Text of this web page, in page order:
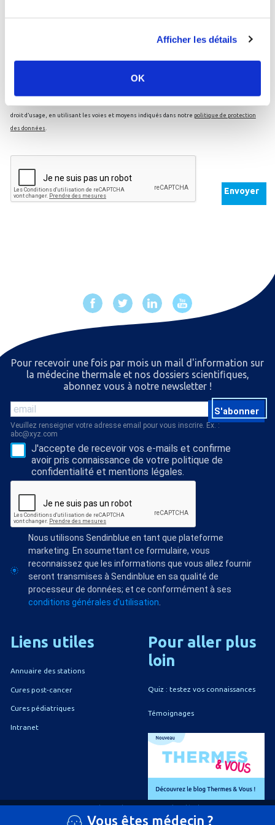
Afficher les détails
OK
Vous êtes médecin ?
droit d’usage, en utilisant les voies et moyens indiqués dans notre politique de protection
des données
Envoyer
Pour recevoir une fois par mois un mail d'information sur
la médecine thermale et nos dossiers scientiﬁques,
abonnez vous à notre newsletter !
S'abonner
Veuillez renseigner votre adresse email pour vous inscrire. Ex. :
abc@xyz.com
J'accepte de recevoir vos e-mails et confirme
avoir pris connaissance de votre politique de
confidentialité et mentions légales.
Nous utilisons Sendinblue en tant que plateforme
marketing. En soumettant ce formulaire, vous
reconnaissez que les informations que vous allez fournir
seront transmises à Sendinblue en sa qualité de
processeur de données; et ce conformément à ses
conditions générales d'utilisation
Liens utiles
Annuaire des stations
Cures post-cancer
Cures pédiatriques
Intranet
Pour aller plus
loin
Quiz : testez vos connaissances
Témoignages